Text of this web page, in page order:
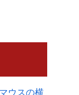
ウスの横